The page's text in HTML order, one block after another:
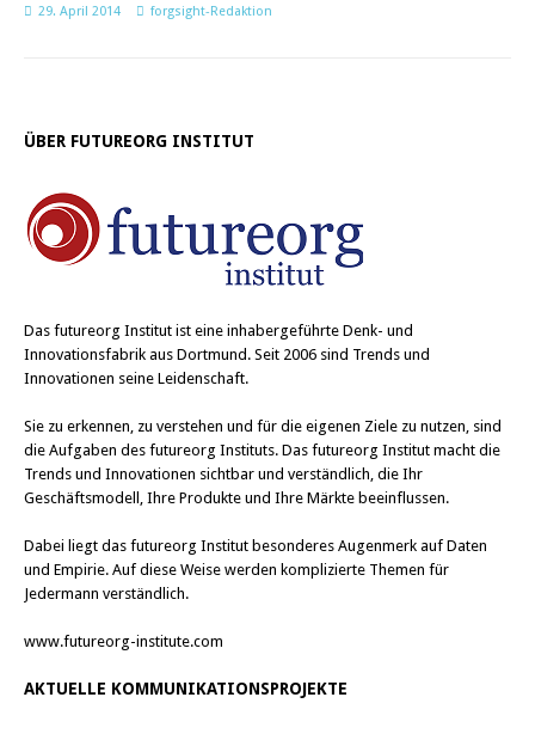
29. April 2014 forgsight-Redaktion
ÜBER FUTUREORG INSTITUT
Das futureorg Institut ist eine inhabergeführte Denk- und
Innovationsfabrik aus Dortmund. Seit 2006 sind Trends und
Innovationen seine Leidenschaft.
Sie zu erkennen, zu verstehen und für die eigenen Ziele zu nutzen, sind
die Aufgaben des futureorg Instituts. Das futureorg Institut macht die
Trends und Innovationen sichtbar und verständlich, die Ihr
Geschäftsmodell, Ihre Produkte und Ihre Märkte beeinflussen.
Dabei liegt das futureorg Institut besonderes Augenmerk auf Daten
und Empirie. Auf diese Weise werden komplizierte Themen für
Jedermann verständlich.
www.futureorg-institute.com
AKTUELLE KOMMUNIKATIONSPROJEKTE